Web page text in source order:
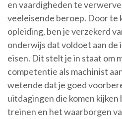
en vaardigheden te
veeleisende beroep. Door te
opleiding, ben je verzekerd
onderwijs dat voldoet aan de
eisen. Dit stelt je in staat om
competentie als machinist
wetende dat je goed
uitdagingen die komen
treinen en het waarborgen